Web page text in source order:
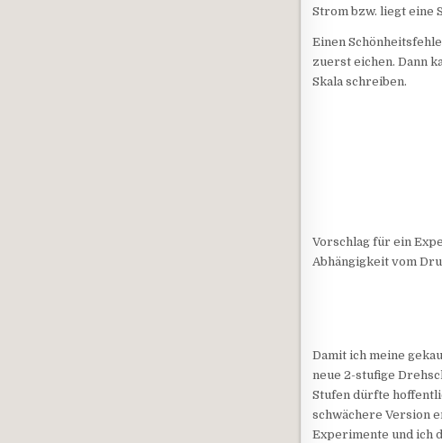
Strom bzw. liegt eine
Einen
zuerst eichen. Dann
Skala schreiben.
Vorschlag für ein
Abhängigkeit vom
Damit ich meine
neue 2-stufige
Stufen dürfte
schwächere Version
Experimente und ich